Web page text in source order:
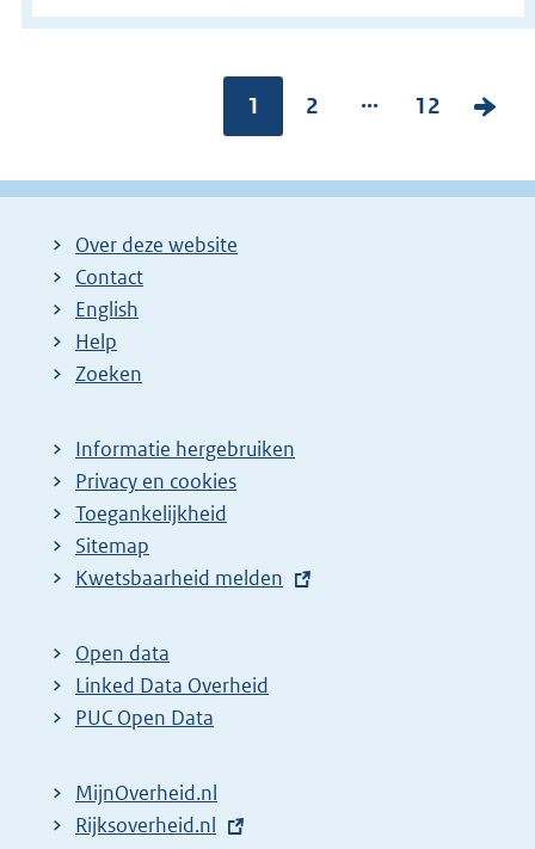
Pagina:
1
P
g
2 ...
P
g
12
V
l
Over deze website
Contact
English
Help
Zoeken
Informatie hergebruiken
Privacy en cookies
Toegankelijkheid
Sitemap
E
t
e
r
l
i
Kwetsbaarheid melden
Open data
Linked Data Overheid
PUC Open Data
MijnOverheid.nl
E
Rijksoverheid.nl